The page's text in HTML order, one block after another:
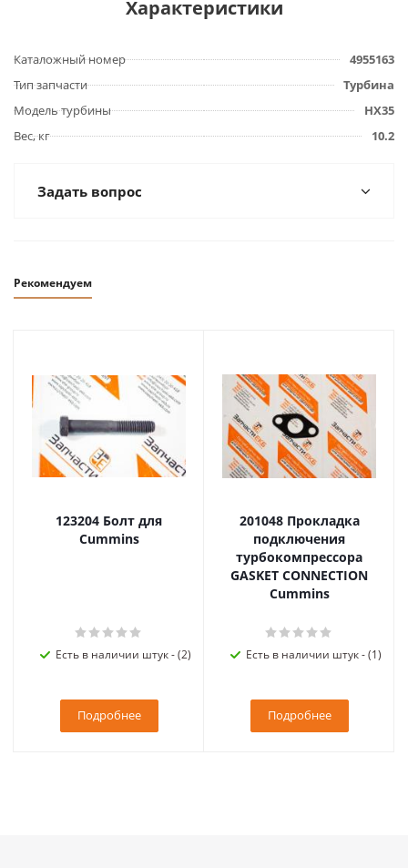
Характеристики
Каталожный номер
4955163
Тип запчасти
Турбина
Модель турбины
HX35
Вес, кг
10.2
Задать вопрос
Рекомендуем
123204 Болт для
Cummins
Есть в наличии штук - (2)
Подробнее
201048 Прокладка
подключения
турбокомпрессора
GASKET CONNECTION
Cummins
Есть в наличии штук - (1)
Подробнее